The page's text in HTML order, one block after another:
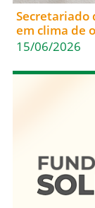
Secretariado
em clima de
15/06/2026